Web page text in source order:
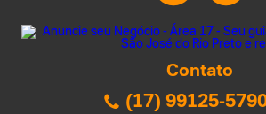
Contato
(17) 99125-